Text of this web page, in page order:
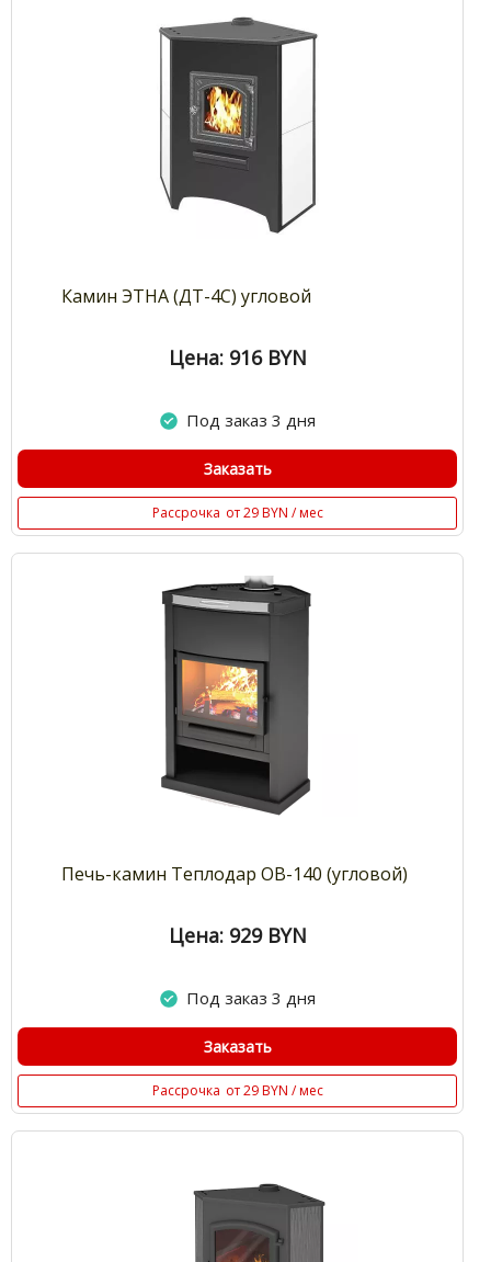
Камин ЭТНА (ДТ-4С) угловой
Цена: 916 BYN
Под заказ 3 дня
Заказать
Рассрочка от 29 BYN / мес
Печь-камин Теплодар ОВ-140 (угловой)
Цена: 929 BYN
Под заказ 3 дня
Заказать
Рассрочка от 29 BYN / мес